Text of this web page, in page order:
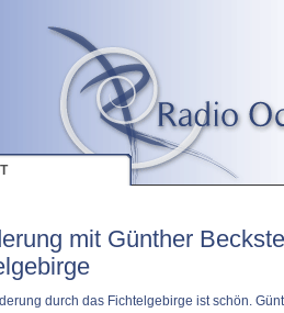
mit Günther
durch das Fichtelgebirge ist schön.